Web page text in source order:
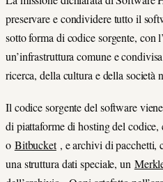
preservare e condividere tutto il
sotto forma di codice sorgente, con
un’infrastruttura comune e
ricerca, della cultura e della società
Il codice sorgente del software
di piattaforme di hosting del codice,
o Bitbucket, e archivi di pacchetti,
una struttura dati speciale, un